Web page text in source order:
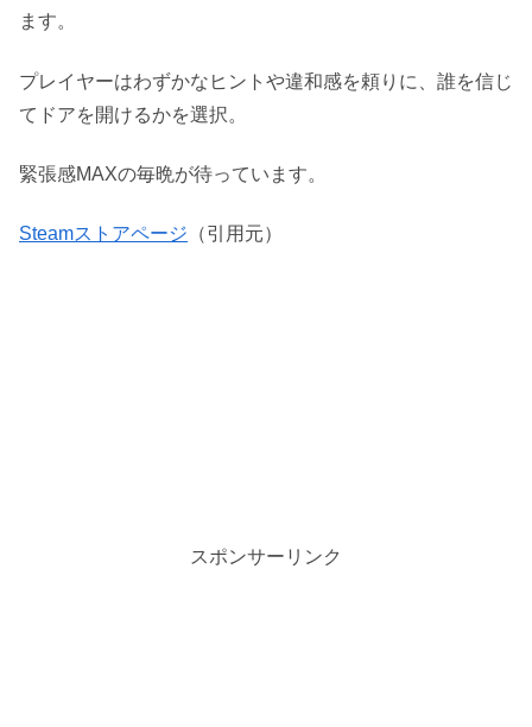
ます。
プレイヤーはわずかなヒントや違和感を頼りに、誰を信じ
てドアを開けるかを選択。
緊張感MAXの毎晩が待っています。
Steamストアページ （引用元）
スポンサーリンク